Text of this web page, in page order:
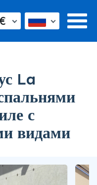
La
с
видами